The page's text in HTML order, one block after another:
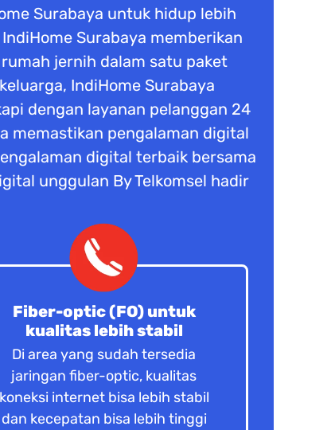
Surabaya untuk hidup lebih
Surabaya memberikan
jernih dalam satu paket
IndiHome Surabaya
dengan layanan pelanggan 24
memastikan pengalaman digital
digital terbaik bersama
unggulan By Telkomsel hadir
Fiber-optic (FO) untuk
kualitas lebih stabil
Di area yang sudah tersedia
jaringan fiber-optic, kualitas
koneksi internet bisa lebih stabil
dan kecepatan bisa lebih tinggi